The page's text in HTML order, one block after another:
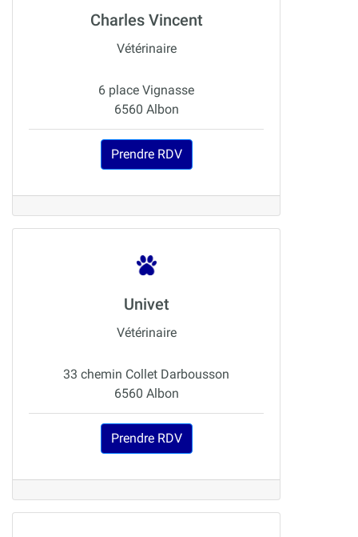
Charles Vincent
Vétérinaire
6 place Vignasse
6560 Albon
Prendre RDV
Univet
Vétérinaire
33 chemin Collet Darbousson
6560 Albon
Prendre RDV